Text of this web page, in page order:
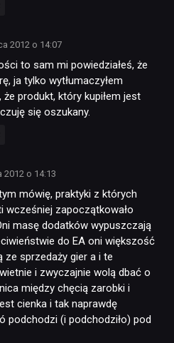
2012 o 14:07
to sam mi powiedziałeś, że
ja tylko wytłumaczyłem
produkt, który kupiłem jest
się oszukany.
2012 o 14:13
mówię, praktyki z których
wcześniej zapoczątkowało
masę dodatków wypuszczają
do EA oni większość
ze sprzedaży gier a i te
i zwyczajnie wolą dbać o
między chęcią zarobki i
cienka i tak naprawdę
podchodzi (i podchodziło) pod